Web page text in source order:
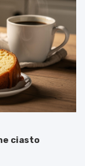
ciasto